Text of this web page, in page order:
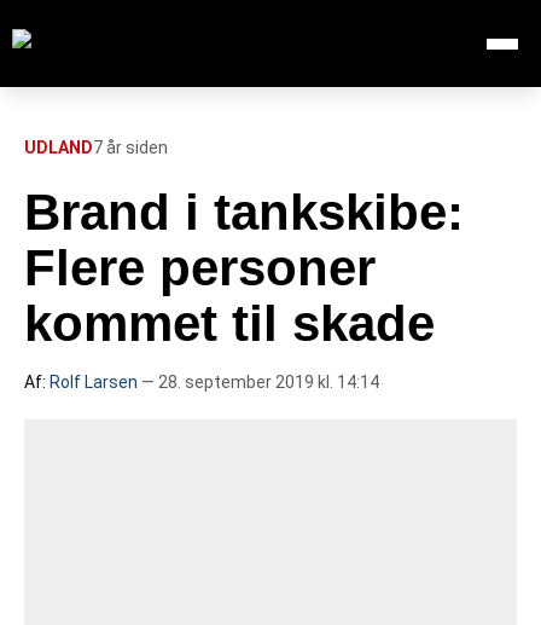
Åbn
FORSIDE
112
UDLAND7 år siden
Brand i tankskibe:
Flere personer
kommet til skade
Af: Rolf Larsen — 28. september 2019 kl. 14:14